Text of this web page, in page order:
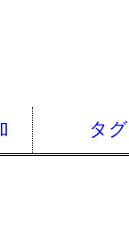
タグ